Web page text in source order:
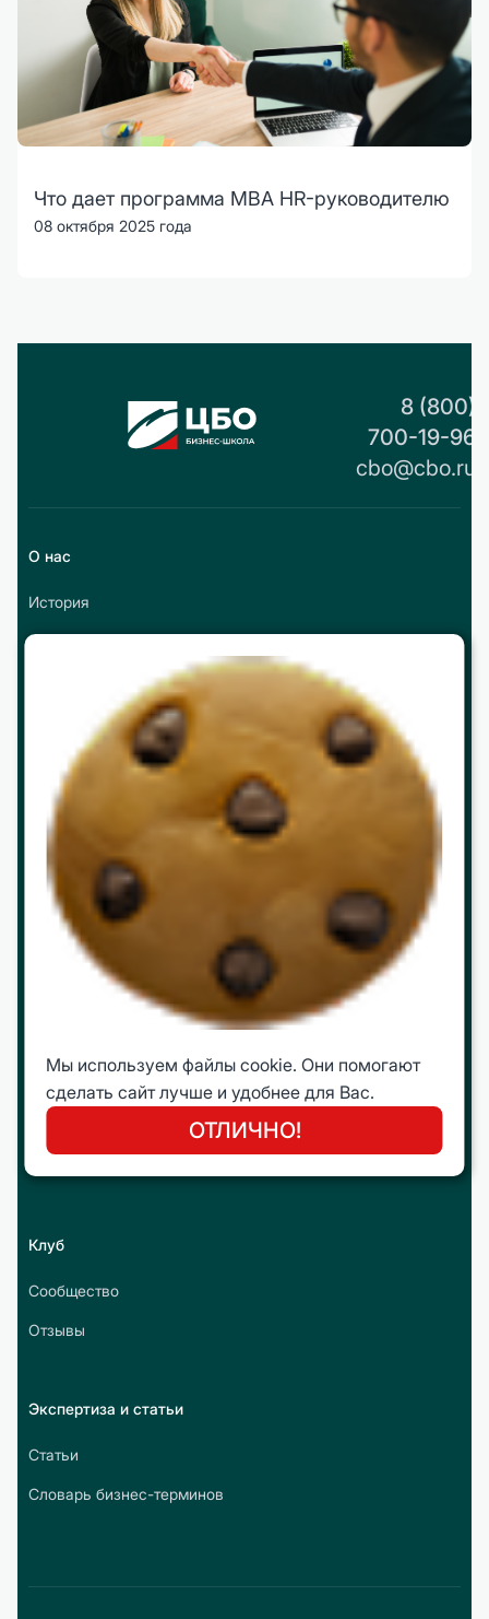
Что дает программа MBA HR-руководителю
08 октября 2025 года
8 (800)
700-19-96
cbo@cbo.ru
О нас
История
Реквизиты и контакты
Работа в ЦБО
Программы
МВА
mini МВА
Корпоративное обучение
Интеллектуальные путешествия
Молодежная Бизнес Лига (МБЛ)
Преподаватели
Клуб
Сообщество
Отзывы
Экспертиза и статьи
Статьи
Словарь бизнес-терминов
Мы используем файлы cookie. Они помогают
сделать сайт лучше и удобнее для Вас.
ОТЛИЧНО!